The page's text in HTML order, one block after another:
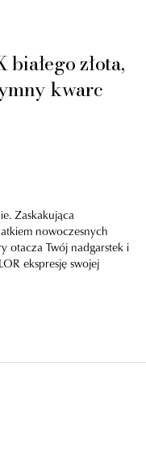
złota,
kwarc
Zaskakująca
nowoczesnych
otacza Twój nadgarstek i
ekspresję swojej